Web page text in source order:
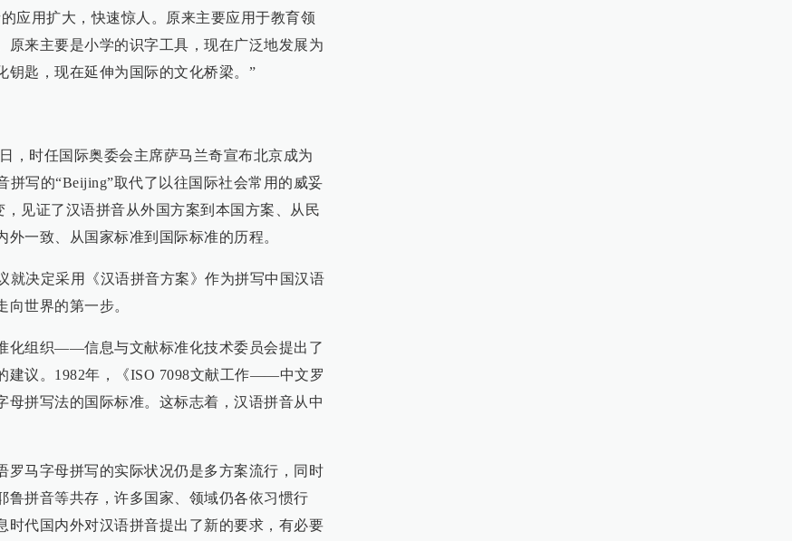
应用扩大，快速惊人。原来主要应用于教育领
原来主要是小学的识字工具，现在广泛地发展为
钥匙，现在延伸为国际的文化桥梁。”
，时任国际奥委会主席萨马兰奇宣布北京成为
拼写的“Beijing”取代了以往国际社会常用的威妥
，见证了汉语拼音从外国方案到本国方案、从民
一致、从国家标准到国际标准的历程。
就决定采用《汉语拼音方案》作为拼写中国汉语
世界的第一步。
化组织——信息与文献标准化技术委员会提出了
建议。1982年，《ISO 7098文献工作——中文罗
母拼写法的国际标准。这标志着，汉语拼音从中
罗马字母拼写的实际状况仍是多方案流行，同时
鲁拼音等共存，许多国家、领域仍各依习惯行
时代国内外对汉语拼音提出了新的要求，有必要